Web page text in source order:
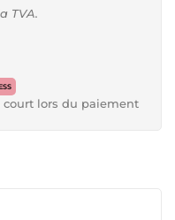
TVA.
court lors du paiement